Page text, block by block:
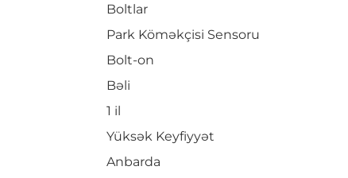
Boltlar
Park Köməkçisi Sensoru
Bolt-on
Bəli
1 il
Yüksək Keyfiyyət
Anbarda